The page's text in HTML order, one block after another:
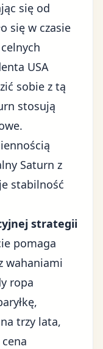
się od
się w czasie
USA
sobie z tą
stosują
Saturn z
stabilność
strategii
pomaga
wahaniami
ropa
trzy lata,